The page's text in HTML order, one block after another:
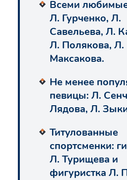
Всеми
Л. Гурченко, Л.
Савельева, Л.
Л. Полякова, Л.
Максакова.
Не менее
певицы: Л.
Лядова, Л.
Титулованные
спортсменки:
Л. Турищева и
фигуристка Л.